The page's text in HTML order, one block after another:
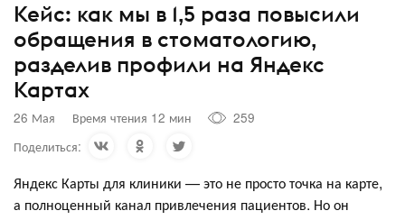
Кейс: как мы в 1,5 раза повысили
обращения в стоматологию,
разделив профили на Яндекс
Картах
26 Мая Время чтения 12 мин
259
Поделиться:
Яндекс Карты для клиники — это не просто точка на карте,
а полноценный канал привлечения пациентов. Но он